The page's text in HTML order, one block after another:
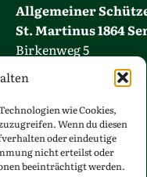
wie Cookies,
Wenn du diesen
oder eindeutige
nicht erteilst oder
beeinträchtigt werden.
Allgemeiner
St. Martinus 1864
Birkenweg 5
48324 Sendenhorst
Telefon: 025 26 – 17 07